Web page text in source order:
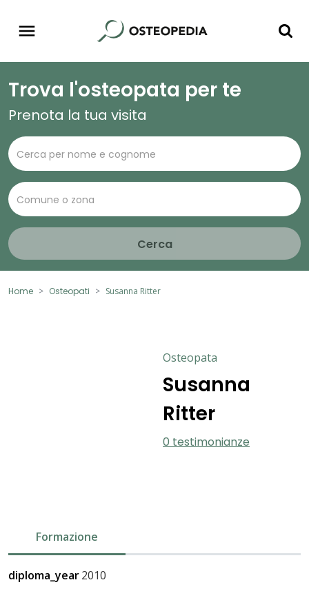
Trova l'osteopata per te
Prenota la tua visita
Cerca
Home Osteopati Susanna Ritter
Osteopata
Susanna
Ritter
0 testimonianze
Formazione
diploma_year2010